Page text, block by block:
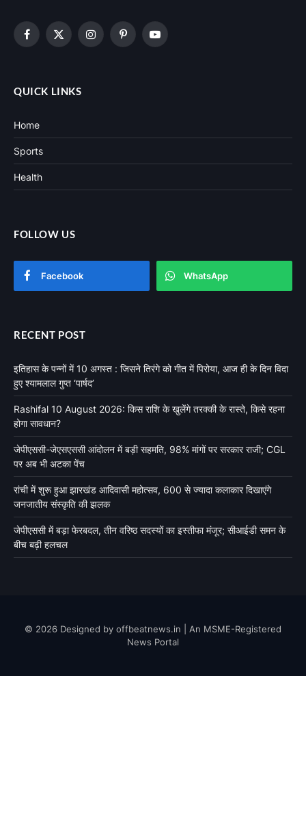
Facebook
X
InstagramPinterestYouTube
QUICK LINKS
Home
Sports
Health
FOLLOW US
Facebook WhatsApp
RECENT POST
इतिहास के पन्नों में 10 अगस्त : जिसने तिरंगे को गीत में पिरोया, आज ही के दिन विदा
हुए श्यामलाल गुप्त ‘पार्षद’
Rashifal 10 August 2026: किस राशि के खुलेंगे तरक्की के रास्ते, किसे रहना
होगा सावधान?
जेपीएससी-जेएसएससी आंदोलन में बड़ी सहमति, 98% मांगों पर सरकार राजी; CGL
पर अब भी अटका पेंच
रांची में शुरू हुआ झारखंड आदिवासी महोत्सव, 600 से ज्यादा कलाकार दिखाएंगे
जनजातीय संस्कृति की झलक
जेपीएससी में बड़ा फेरबदल, तीन वरिष्ठ सदस्यों का इस्तीफा मंजूर; सीआईडी समन के
बीच बढ़ी हलचल
© 2026 Designed by offbeatnews.in | An MSME-Registered
News Portal